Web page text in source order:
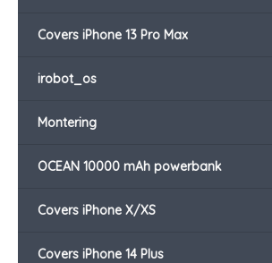
Covers iPhone 13 Pro Max
irobot_os
Montering
OCEAN 10000 mAh powerbank
Covers iPhone X/XS
Covers iPhone 14 Plus